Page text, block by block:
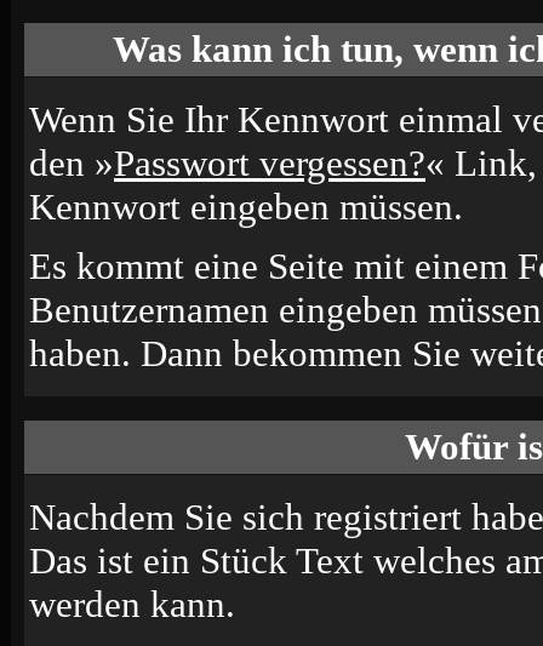
Was kann ich tun, wenn
Wenn Sie Ihr Kennwort einmal
den »Passwort vergessen?« Link,
Kennwort eingeben müssen.
Es kommt eine Seite mit einem
Benutzernamen eingeben
haben. Dann bekommen Sie
Wofür
Nachdem Sie sich registriert
Das ist ein Stück Text welches
werden kann.